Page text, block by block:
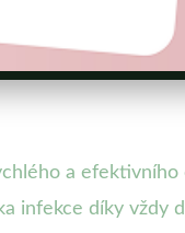
a efektivního
infekce díky vždy